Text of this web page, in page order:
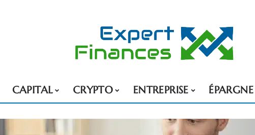
CAPITAL CRYPTO ENTREPRISE ÉPARGNE